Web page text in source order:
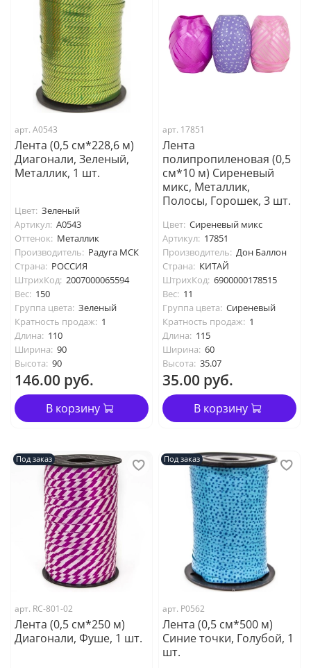
арт. А0543
Лента (0,5 см*228,6 м)
Диагонали, Зеленый,
Металлик, 1 шт.
Цвет: Зеленый
Артикул: А0543
Оттенок: Металлик
Производитель: Радуга МСК
Страна: РОССИЯ
ШтрихКод: 2007000065594
Вес: 150
Группа цвета: Зеленый
Кратность продаж: 1
Длина: 110
Ширина: 90
Высота: 90
146.00 руб.
В корзину
арт. 17851
Лента
полипропиленовая (0,5
см*10 м) Сиреневый
микс, Металлик,
Полосы, Горошек, 3 шт.
Цвет: Сиреневый микс
Артикул: 17851
Производитель: Дон Баллон
Страна: КИТАЙ
ШтрихКод: 6900000178515
Вес: 11
Группа цвета: Сиреневый
Кратность продаж: 1
Длина: 115
Ширина: 60
Высота: 35.07
35.00 руб.
В корзину
Под заказ
арт. RC-801-02
Лента (0,5 см*250 м)
Диагонали, Фуше, 1 шт.
Под заказ
арт. P0562
Лента (0,5 см*500 м)
Синие точки, Голубой, 1
шт.